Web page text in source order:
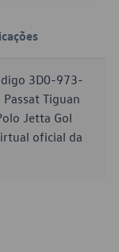
3D0-973-
Tiguan
Jetta Gol
oficial da